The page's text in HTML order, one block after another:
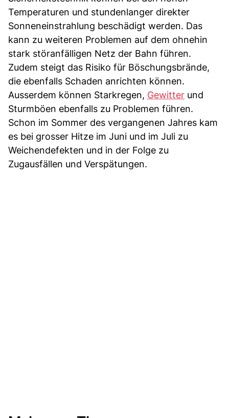
Temperaturen und stundenlanger direkter
Sonneneinstrahlung beschädigt werden. Das
kann zu weiteren Problemen auf dem ohnehin
stark störanfälligen Netz der Bahn führen.
Zudem steigt das Risiko für Böschungsbrände,
die ebenfalls Schaden anrichten können.
Ausserdem können Starkregen, Gewitter und
Sturmböen ebenfalls zu Problemen führen.
Schon im Sommer des vergangenen Jahres kam
es bei grosser Hitze im Juni und im Juli zu
Weichendefekten und in der Folge zu
Zugausfällen und Verspätungen.